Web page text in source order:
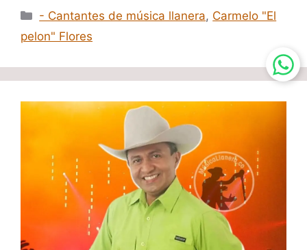
Categorías
- Cantantes de música llanera, Carmelo "El
pelon" Flores